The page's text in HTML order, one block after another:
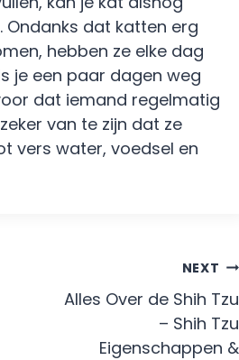
Ondanks dat katten erg
hebben ze elke dag
je een paar dagen weg
dat iemand regelmatig
van te zijn dat ze
vers water, voedsel en
NEXT
Alles Over de Shih Tzu
– Shih Tzu
Eigenschappen &